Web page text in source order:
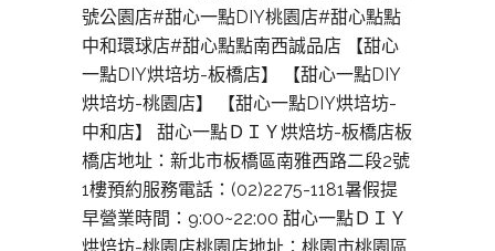
號公園店#甜心一點DIY桃園店#甜心點點
中和環球店#甜心點點南西誠品店 【甜心
一點DIY烘培坊-板橋店】 【甜心一點DIY
烘培坊-桃園店】 【甜心一點DIY烘培坊-
中和店】 甜心一點ＤＩＹ烘焙坊-板橋店板
橋店地址：新北市板橋區南雅西路二段2號
1樓預約服務電話：(02)2275-1181暑假提
早營業時間：9:00~22:00 甜心一點ＤＩＹ